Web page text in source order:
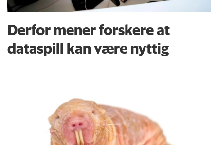
Derfor mener forskere at
dataspill kan være nyttig